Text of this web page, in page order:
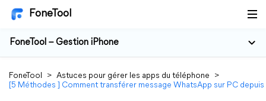
FoneTool
FoneTool – Gestion iPhone
FoneTool > Astuces pour gérer les apps du téléphone
>
[5 Méthodes ] Comment transférer message WhatsApp sur PC